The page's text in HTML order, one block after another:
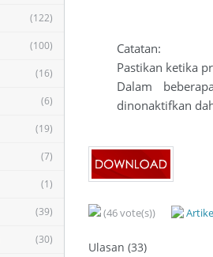
(122)
(100)
(16)
(6)
(19)
(7)
(1)
(39)
(30)
Catatan:
Pastikan ketika
Dalam
dinonaktifkan
(46 vote(s))
Ulasan (33)